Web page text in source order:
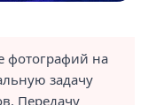
фотографий на
задачу
Передачу